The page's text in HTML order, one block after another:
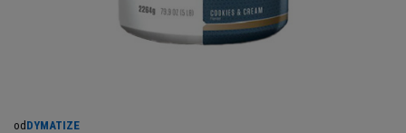
od DYMATIZE